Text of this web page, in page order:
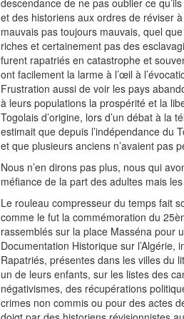
descendance de ne pas oublier ce
et des historiens aux ordres de réviser
mauvais pas toujours mauvais, quel
riches et certainement pas des
furent rapatriés en catastrophe et
ont facilement la larme à l’œil à
Frustration aussi de voir les pays
à leurs populations la prospérité et la
Togolais d’origine, lors d’un débat à la
estimait que depuis l’indépendance du
et que plusieurs anciens n’avaient pas
Nous n’en dirons pas plus, nous qui
méfiance de la part des adultes mais
Le rouleau compresseur du temps fait
comme le fut la commémoration du
rassemblés sur la place Masséna pour
Documentation Historique sur
Rapatriés, présentes dans les villes du
un de leurs enfants, sur les listes des
négativismes, des récupérations
crimes non commis ou pour des actes